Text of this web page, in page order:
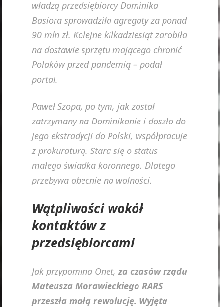
władzą przedsiębiorcy Dominika
Basiora sprowadziła agregaty za ponad
90 mln zł. Kolejne kilkadziesiąt zarobiła
na dostawie sprzętu mającego chronić
Polaków przed pandemią – podał
portal.
Paweł Szopa, po tym, jak został
zatrzymany na Dominikanie i doszło do
jego ekstradycji do Polski, współpracuje
z prokuraturą. Stara się o status
małego świadka koronnego. Dlatego
przebywa obecnie na wolności.
Wątpliwości wokół
kontaktów z
przedsiębiorcami
Jak przypomina Onet, za czasów rządu
Mateusza Morawieckiego RARS
przeszła małą rewolucję. Wyjęta